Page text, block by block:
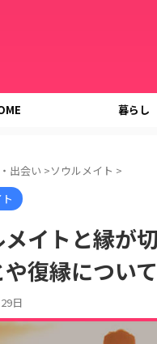
暮らし
出会い >ソウルメイト >
イトと縁が
復縁につい
日